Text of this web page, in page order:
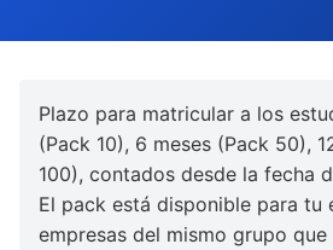
Plazo para matricular a los
(Pack 10), 6 meses (Pack 50),
100), contados desde la fecha
El pack está disponible para tu
empresas del mismo grupo que